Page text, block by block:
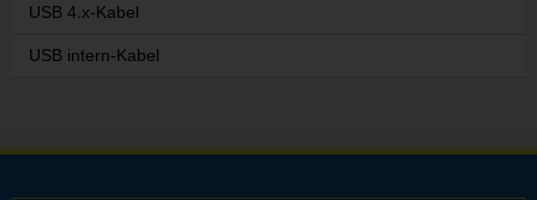
USB 4.x-Kabel
USB intern-Kabel